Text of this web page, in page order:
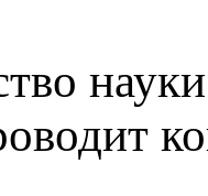
науки